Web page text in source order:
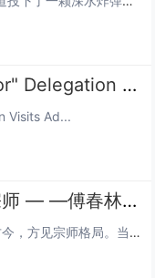
CCC in 1 "Silk Road Splendor" Delegation Visits Addis Ababa University
Visits Ad...
翰墨融通中外境 禅心落笔见宗师 — —傅春林书画艺术品鉴
文脉绵延千载，必有巨擘擎灯；丹青流转古今，方见宗师格局。当代书画领军人物傅春林先生，正是承接中华文脉、贯通东西艺境的时代...